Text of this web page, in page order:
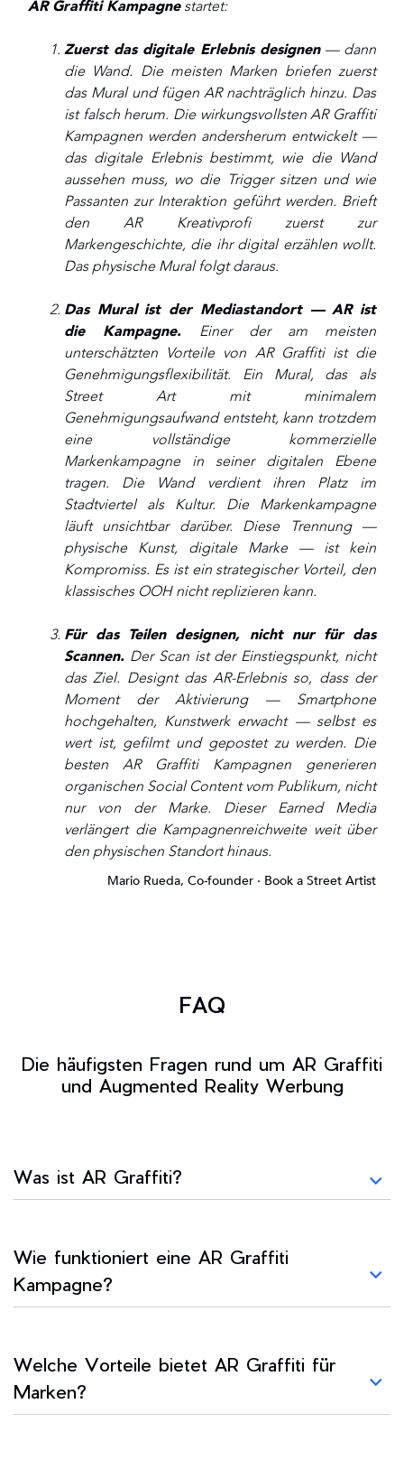
AR Graffiti Kampagnestartet:
Zuerst das digitale Erlebnis designen— dann
die Wand. Die meisten Marken briefen zuerst
das Mural und fügen AR nachträglich hinzu. Das
ist falsch herum. Die wirkungsvollsten AR Graffiti
Kampagnen werden andersherum entwickelt —
das digitale Erlebnis bestimmt, wie die Wand
aussehen muss, wo die Trigger sitzen und wie
Passanten zur Interaktion geführt werden. Brieft
den AR Kreativprofi zuerst zur
Markengeschichte, die ihr digital erzählen wollt.
Das physische Mural folgt daraus.
Das Mural ist der Mediastandort — AR ist
die Kampagne. Einer der am meisten
unterschätzten Vorteile von AR Graffiti ist die
Genehmigungsflexibilität. Ein Mural, das als
Street Art mit minimalem
Genehmigungsaufwand entsteht, kann trotzdem
eine vollständige kommerzielle
Markenkampagne in seiner digitalen Ebene
tragen. Die Wand verdient ihren Platz im
Stadtviertel als Kultur. Die Markenkampagne
läuft unsichtbar darüber. Diese Trennung —
physische Kunst, digitale Marke — ist kein
Kompromiss. Es ist ein strategischer Vorteil, den
klassisches OOH nicht replizieren kann.
Für das Teilen designen, nicht nur für das
Scannen. Der Scan ist der Einstiegspunkt, nicht
das Ziel. Designt das AR-Erlebnis so, dass der
Moment der Aktivierung — Smartphone
hochgehalten, Kunstwerk erwacht — selbst es
wert ist, gefilmt und gepostet zu werden. Die
besten AR Graffiti Kampagnen generieren
organischen Social Content vom Publikum, nicht
nur von der Marke. Dieser Earned Media
verlängert die Kampagnenreichweite weit über
den physischen Standort hinaus.
Mario Rueda, Co-founder · Book a Street Artist
FAQ
Die häufigsten Fragen rund um AR Graffiti
und Augmented Reality Werbung
Was ist AR Graffiti?
Wie funktioniert eine AR Graffiti
Kampagne?
Welche Vorteile bietet AR Graffiti für
Marken?